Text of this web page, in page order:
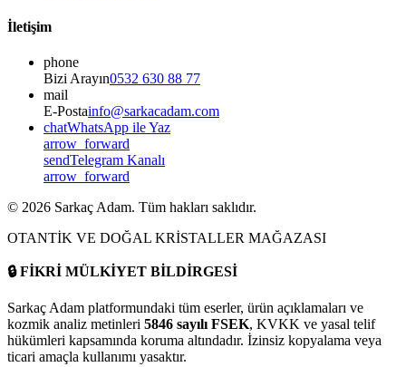
İletişim
phone
Bizi Arayın0532 630 88 77
mail
E-Postainfo@sarkacadam.com
chatWhatsApp ile Yaz
arrow_forward
sendTelegram Kanalı
arrow_forward
© 2026 Sarkaç Adam. Tüm hakları saklıdır.
OTANTİK VE DOĞAL KRİSTALLER MAĞAZASI
🔒FİKRİ MÜLKİYET BİLDİRGESİ
Sarkaç Adam platformundaki tüm eserler, ürün açıklamaları ve
kozmik analiz metinleri 5846 sayılı FSEK, KVKK ve yasal telif
hükümleri kapsamında koruma altındadır. İzinsiz kopyalama veya
ticari amaçla kullanımı yasaktır.